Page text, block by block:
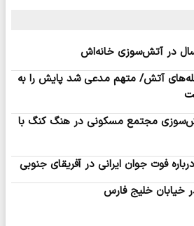
در آتش‌سوزی خانه‌اش
آتش/ متهم مدعی شد پایش را به
مجتمع مسکونی در هنگ کنگ با
فوت جوان ایرانی در آفریقای جنوبی